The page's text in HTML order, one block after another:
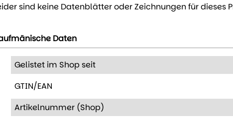
sind keine Datenblätter oder Zeichnungen für dieses
Daten
Gelistet im Shop seit
GTIN/EAN
Artikelnummer (Shop)